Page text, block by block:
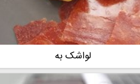
لواشک به